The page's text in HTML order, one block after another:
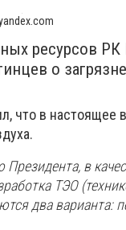
ресурсов
о
что в настоящее
в
ТЭО
два варианта: